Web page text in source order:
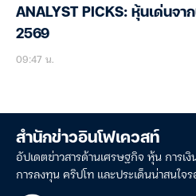
ANALYST PICKS: หุ้นเด่นจา
2569
09:47 น.
สำนักข่าวอินโฟเควสท์
อัปเดตข่าวสารด้านเศรษฐกิจ หุ้น การเงิ
การลงทุน คริปโท และประเด็นน่าสนใจ